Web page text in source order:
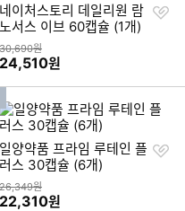
네이처스토리 데일리원 람
노서스 이브 60캡슐 (1개)
상품금액
30,690원
할인금액
24,510원
찜
일양약품 프라임 루테인 플
러스 30캡슐 (6개)
상품금액
26,349원
할인금액
22,310원
찜